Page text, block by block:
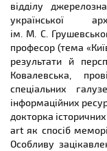
відділу
української
ім. М. С.
професор (тема
результати й
Ковалевська,
спеціальних
інформаційних
докторка
art як спосіб
Особливу